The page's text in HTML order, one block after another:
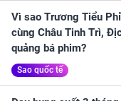
Vì sao Trương Tiểu
cùng Châu Tinh Trì,
quảng bá phim?
Sao quốc tế